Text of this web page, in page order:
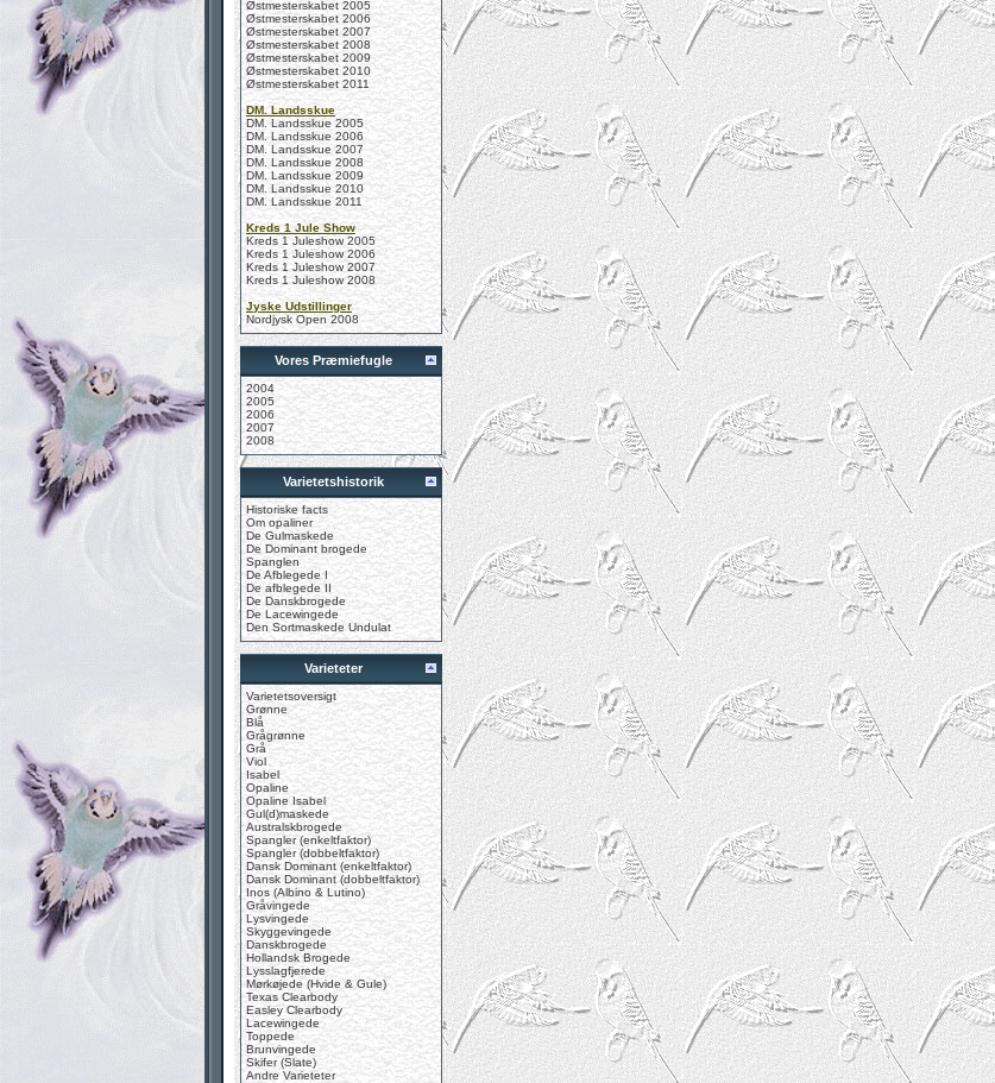
Østmesterskabet 2005
Østmesterskabet 2006
Østmesterskabet 2007
Østmesterskabet 2008
Østmesterskabet 2009
Østmesterskabet 2010
Østmesterskabet 2011
DM. Landsskue
DM. Landsskue 2005
DM. Landsskue 2006
DM. Landsskue 2007
DM. Landsskue 2008
DM. Landsskue 2009
DM. Landsskue 2010
DM. Landsskue 2011
Kreds 1 Jule Show
Kreds 1 Juleshow 2005
Kreds 1 Juleshow 2006
Kreds 1 Juleshow 2007
Kreds 1 Juleshow 2008
Jyske Udstillinger
Nordjysk Open 2008
Vores Præmiefugle
2004
2005
2006
2007
2008
Varietetshistorik
Historiske facts
Om opaliner
De Gulmaskede
De Dominant brogede
Spanglen
De Afblegede I
De afblegede II
De Danskbrogede
De Lacewingede
Den Sortmaskede Undulat
Varieteter
Varietetsoversigt
Grønne
Blå
Grågrønne
Grå
Viol
Isabel
Opaline
Opaline Isabel
Gul(d)maskede
Australskbrogede
Spangler (enkeltfaktor)
Spangler (dobbeltfaktor)
Dansk Dominant (enkeltfaktor)
Dansk Dominant (dobbeltfaktor)
Inos (Albino & Lutino)
Gråvingede
Lysvingede
Skyggevingede
Danskbrogede
Hollandsk Brogede
Lysslagfjerede
Mørkøjede (Hvide & Gule)
Texas Clearbody
Easley Clearbody
Lacewingede
Toppede
Brunvingede
Skifer (Slate)
Andre Varieteter